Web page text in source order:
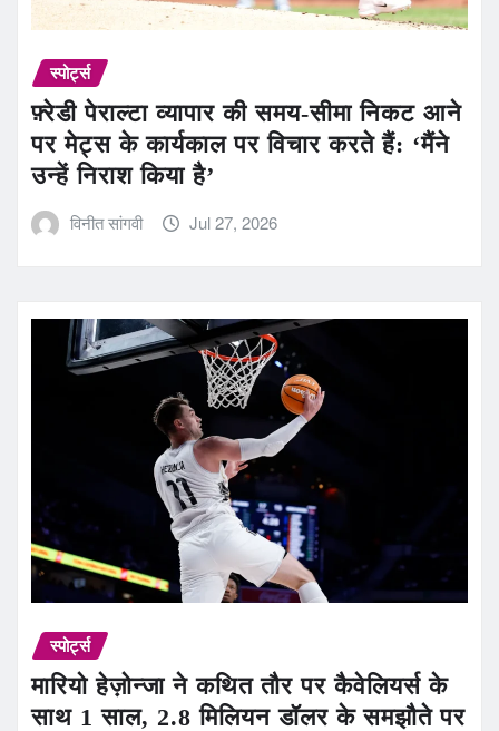
स्पोर्ट्स
फ़्रेडी पेराल्टा व्यापार की समय-सीमा निकट आने
पर मेट्स के कार्यकाल पर विचार करते हैं: ‘मैंने
उन्हें निराश किया है’
विनीत सांगवी Jul 27, 2026
स्पोर्ट्स
मारियो हेज़ोन्जा ने कथित तौर पर कैवेलियर्स के
साथ 1 साल, 2.8 मिलियन डॉलर के समझौते पर